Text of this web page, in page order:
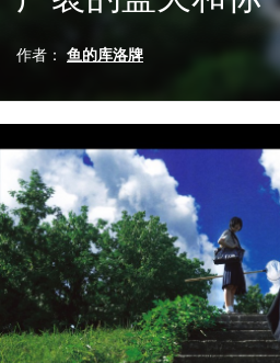
作者： 鱼的库洛牌